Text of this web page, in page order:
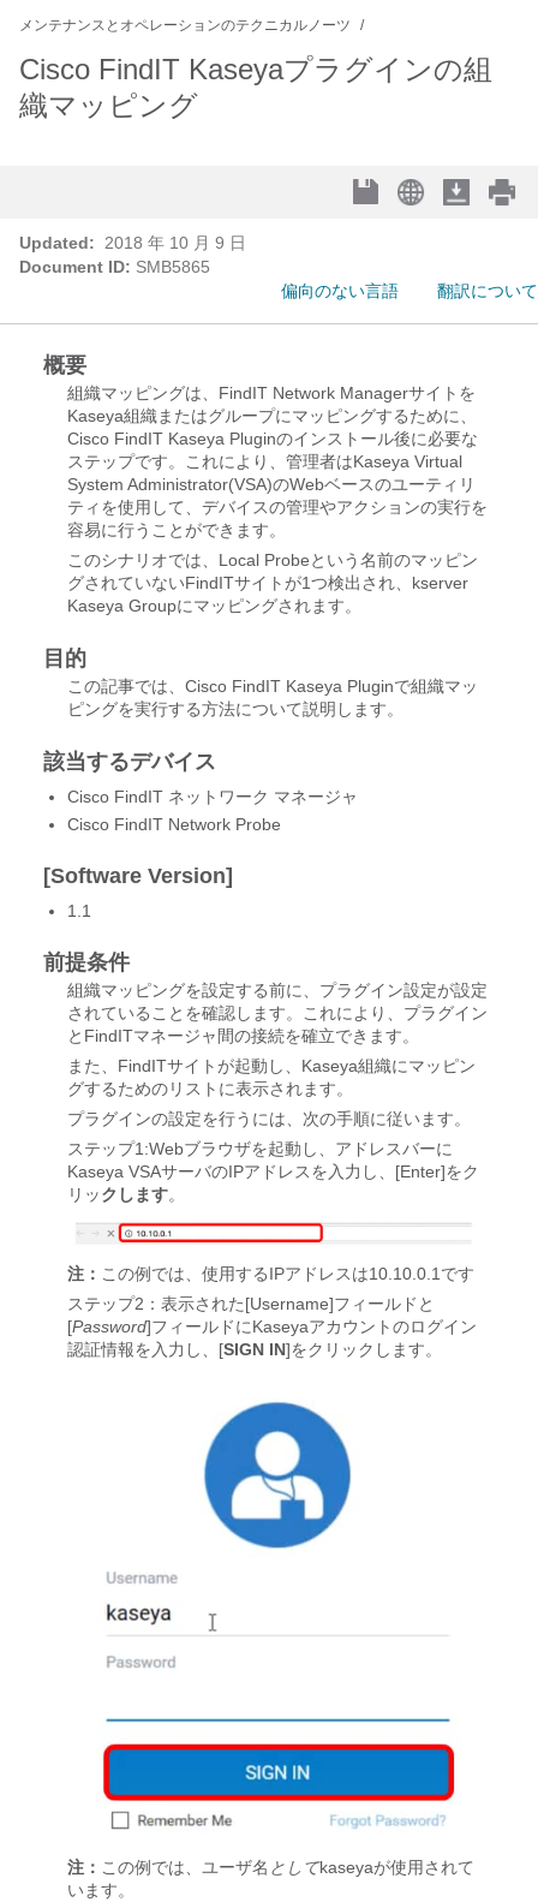
メンテナンスとオペレーションのテクニカルノーツ
Cisco FindIT Kaseyaプラグインの組
織マッピング
Updated:
2018 年 10 月 9 日
Document ID: SMB5865
偏向のない言語
翻訳について
概要
組織マッピングは、FindIT Network Managerサイトを
Kaseya組織またはグループにマッピングするために、
Cisco FindIT Kaseya Pluginのインストール後に必要な
ステップです。これにより、管理者はKaseya Virtual
System Administrator(VSA)のWebベースのユーティリ
ティを使用して、デバイスの管理やアクションの実行を
容易に行うことができます。
このシナリオでは、Local Probeという名前のマッピン
グされていないFindITサイトが1つ検出され、kserver
Kaseya Groupにマッピングされます。
目的
この記事では、Cisco FindIT Kaseya Pluginで組織マッ
ピングを実行する方法について説明します。
該当するデバイス
Cisco FindIT ネットワーク マネージャ
Cisco FindIT Network Probe
[Software Version]
1.1
前提条件
組織マッピングを設定する前に、プラグイン設定が設定
されていることを確認します。これにより、プラグイン
とFindITマネージャ間の接続を確立できます。
また、FindITサイトが起動し、Kaseya組織にマッピン
グするためのリストに表示されます。
プラグインの設定を行うには、次の手順に従います。
ステップ1:Webブラウザを起動し、アドレスバーに
Kaseya VSAサーバのIPアドレスを入力し、[Enter]をク
リックします。
注： この例では、使用するIPアドレスは10.10.0.1です
ステップ2：表示された[Username]フィールドと
[Password]フィールドにKaseyaアカウントのログイン
認証情報を入力し、[SIGN IN]をクリックします。
注： この例では、ユーザ名 としてkaseyaが使用されて
います。